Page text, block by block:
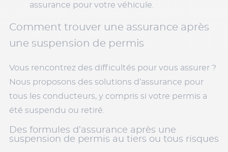
assurance pour votre véhicule.
Comment trouver une assurance après
une suspension de permis
Vous rencontrez des difficultés pour vous assurer ?
Nous proposons des solutions d’assurance pour
tous les conducteurs, y compris si votre permis a
été suspendu ou retiré.
Des formules d’assurance après une
suspension de permis au tiers ou tous risques